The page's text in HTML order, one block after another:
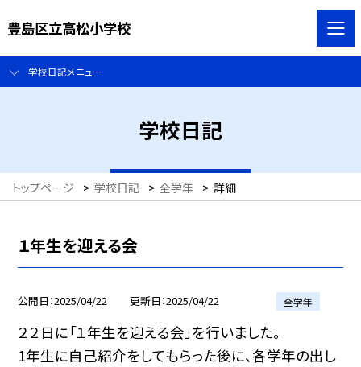
豊島区立高松小学校
学校日記メニュー
学校日記
トップページ > 学校日記 > 全学年 > 詳細
１年生を迎える会
公開日 2025/04/22 更新日 2025/04/22 全学年
２２日に「１年生を迎える会」を行いました。
1年生に自己紹介をしてもらった後に、各学年の出し